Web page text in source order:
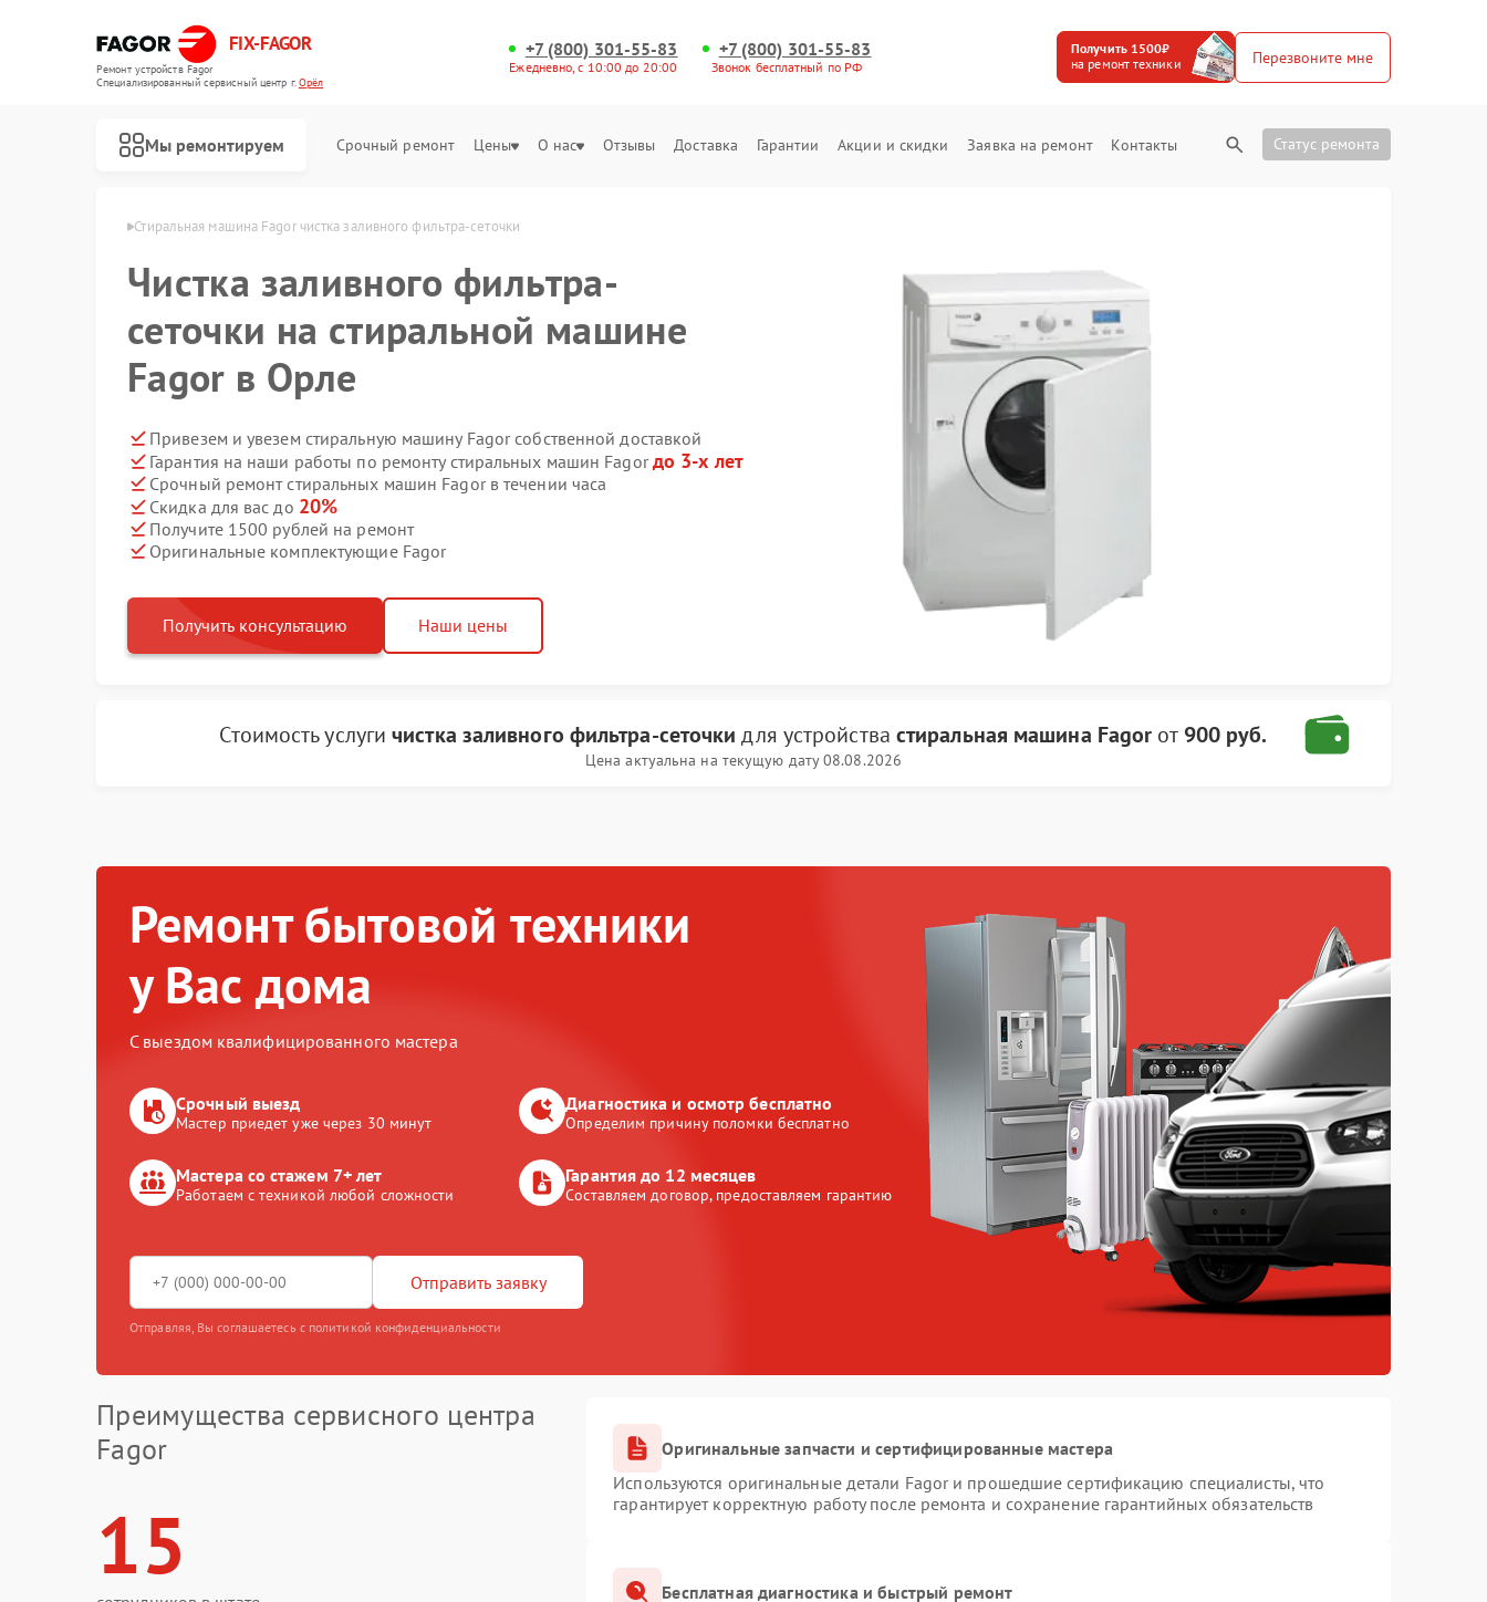
FIX-FAGOR
Ремонт устройств Fagor
Специализированный cервисный центр г.Орёл
+7 (800) 301-55-83
Ежедневно, с 10:00 до 20:00
+7 (800) 301-55-83
Звонок бесплатный по РФ
Получить 1500₽
на ремонт техники
Перезвоните мне
Мы ремонтируем Срочный ремонт Цены О нас Отзывы Доставка Гарантии Акции и скидки Заявка на ремонт Контакты Статус ремонта
Fagor в Орле Стиральная машина Fagor чистка заливного фильтра-сеточки
Чистка заливного фильтра-
сеточки на стиральной машине
Fagor в Орле
Привезем и увезем стиральную машину Fagor собственной доставкой
Гарантия на наши работы по ремонту стиральных машин Fagorдо 3-х лет
Срочный ремонт стиральных машин Fagor в течении часа
Скидка для вас до 20%
Получите 1500 рублей на ремонт
Оригинальные комплектующие Fagor
Получить консультацию Наши цены
Стоимость услугичистка заливного фильтра-сеточки для устройства стиральная машина Fagor от 900 руб.
Цена актуальна на текущую дату 08.08.2026
Ремонт бытовой техники
у Вас дома
С выездом квалифицированного мастера
Срочный выезд
Мастер приедет уже через 30 минут
Диагностика и осмотр бесплатно
Определим причину поломки бесплатно
Мастера со стажем 7+ лет
Работаем с техникой любой сложности
Гарантия до 12 месяцев
Составляем договор, предоставляем гарантию
Отправить заявку
Отправляя, Вы соглашаетесь с политикой конфиденциальности
Преимущества сервисного центра
Fagor
15
Оригинальные запчасти и сертифицированные мастера
Используются оригинальные детали Fagor и прошедшие сертификацию специалисты, что
гарантирует корректную работу после ремонта и сохранение гарантийных обязательств
Бесплатная диагностика и быстрый ремонт